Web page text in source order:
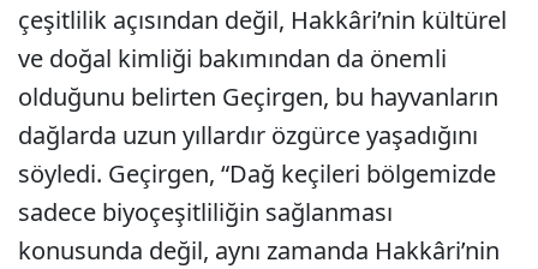
çeşitlilik açısından değil, Hakkâri’nin kültürel
ve doğal kimliği bakımından da önemli
olduğunu belirten Geçirgen, bu hayvanların
dağlarda uzun yıllardır özgürce yaşadığını
söyledi. Geçirgen, “Dağ keçileri bölgemizde
sadece biyoçeşitliliğin sağlanması
konusunda değil, aynı zamanda Hakkâri’nin